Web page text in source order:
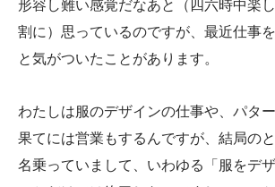
形容し難い感覚だなあと（四六時中楽
割に）思っているのですが、最近仕事を
と気がついたことがあります。
わたしは服のデザインの仕事や、パター
果てには営業もするんですが、結局の
名乗っていまして、いわゆる「服をデ